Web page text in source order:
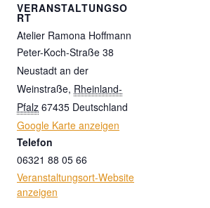
VERANSTALTUNGSO
RT
Atelier Ramona Hoffmann
Peter-Koch-Straße 38
Neustadt an der
Weinstraße, Rheinland-
Pfalz 67435 Deutschland
Google Karte anzeigen
Telefon
06321 88 05 66
Veranstaltungsort-Website
anzeigen